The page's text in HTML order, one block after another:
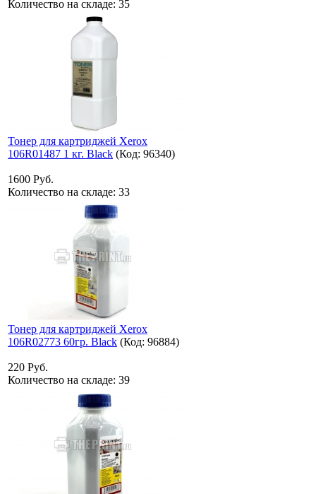
Количество на складе: 35
Тонер для картриджей Xerox
106R01487 1 кг. Black (Код: 96340)
1600 Руб.
Количество на складе: 33
Тонер для картриджей Xerox
106R02773 60гр. Black (Код: 96884)
220 Руб.
Количество на складе: 39